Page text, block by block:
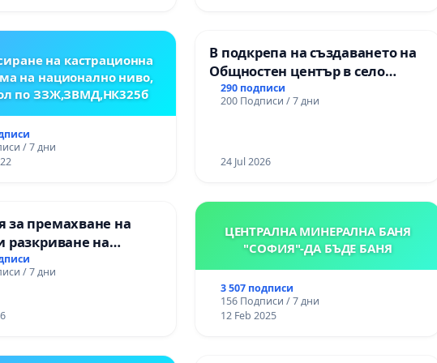
на кастрационна
на национално ниво,
по ЗЗЖ,ЗВМД,НК325б
/ 7 дни
В подкрепа на създаването на
Общностен център в село
Църква
290 подписи
200 Подписи / 7 дни
24 Jul 2026
за премахване на
разкриване на
сърце на
могила във
/ 7 дни
ЦЕНТРАЛНА МИНЕРАЛНА БАНЯ
"СОФИЯ"-ДА БЪДЕ БАНЯ
3 507 подписи
156 Подписи / 7 дни
12 Feb 2025